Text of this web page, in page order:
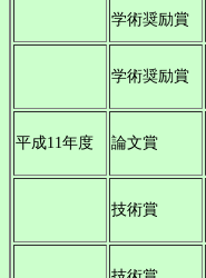
学術奨励賞
学術奨励賞
平成11年度 論文賞
技術賞